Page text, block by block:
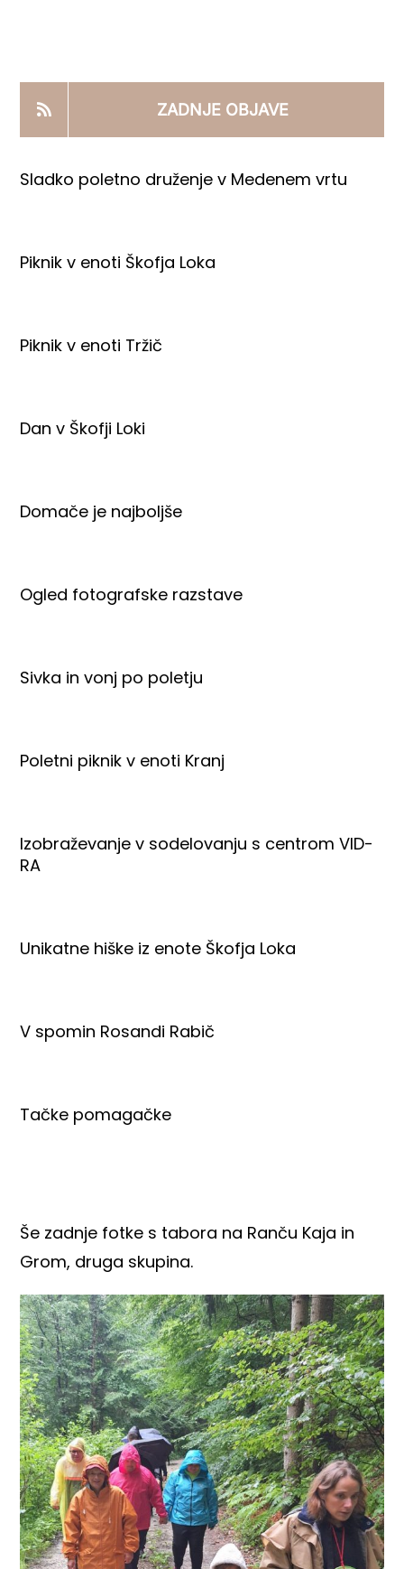
PRODAJNI IZDELKI
AKTUALNO
ZADNJE OBJAVE
Sladko poletno druženje v Medenem vrtu
Piknik v enoti Škofja Loka
Piknik v enoti Tržič
Dan v Škofji Loki
Domače je najboljše
Ogled fotografske razstave
Sivka in vonj po poletju
Poletni piknik v enoti Kranj
Izobraževanje v sodelovanju s centrom VID-
RA
Unikatne hiške iz enote Škofja Loka
V spomin Rosandi Rabič
Tačke pomagačke
Še zadnje fotke s tabora na Ranču Kaja in
Grom, druga skupina.